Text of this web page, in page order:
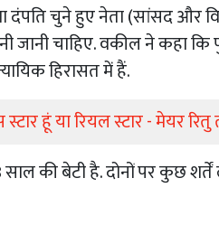
दंपति चुने हुए नेता (सांसद और
जानी चाहिए. वकील ने कहा
हिरासत में हैं.
हूं या रियल स्टार - मेयर रितु
की बेटी है. दोनों पर कुछ